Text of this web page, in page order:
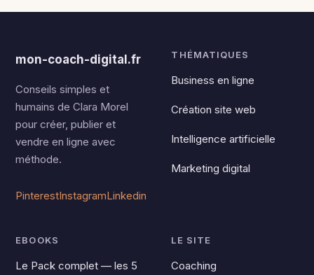
mon-coach-digital.fr
Conseils simples et
humains de Clara Morel
pour créer, publier et
vendre en ligne avec
méthode.
PinterestInstagramLinkedin
THÉMATIQUES
Business en ligne
Création site web
Intelligence artificielle
Marketing digital
EBOOKS
Le Pack complet — les 5
LE SITE
Coaching